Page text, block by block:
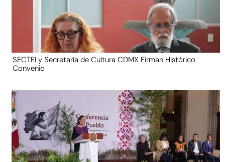
SECTEI y Secretaría de Cultura CDMX Firman Histórico
Convenio